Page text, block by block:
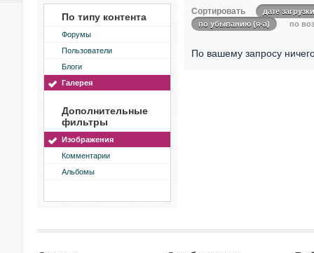
По типу контента
Форумы
Пользователи
Блоги
Галерея
Дополнительные
фильтры
Изображения
Комментарии
Альбомы
Сортировать
дате загрузки
по убыванию (я-а)
по
По вашему запросу